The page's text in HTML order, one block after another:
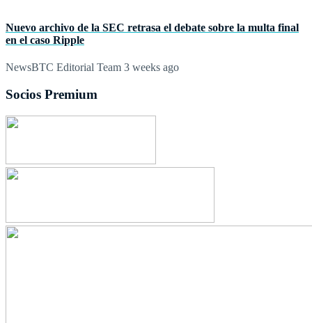
Nuevo archivo de la SEC retrasa el debate sobre la multa final
en el caso Ripple
NewsBTC Editorial Team 3 weeks ago
Socios Premium